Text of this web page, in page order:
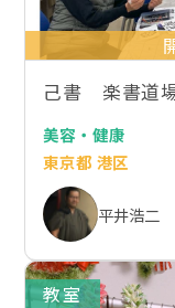
己書 楽書道
美容・健康
東京都 港区
平井浩二
教室